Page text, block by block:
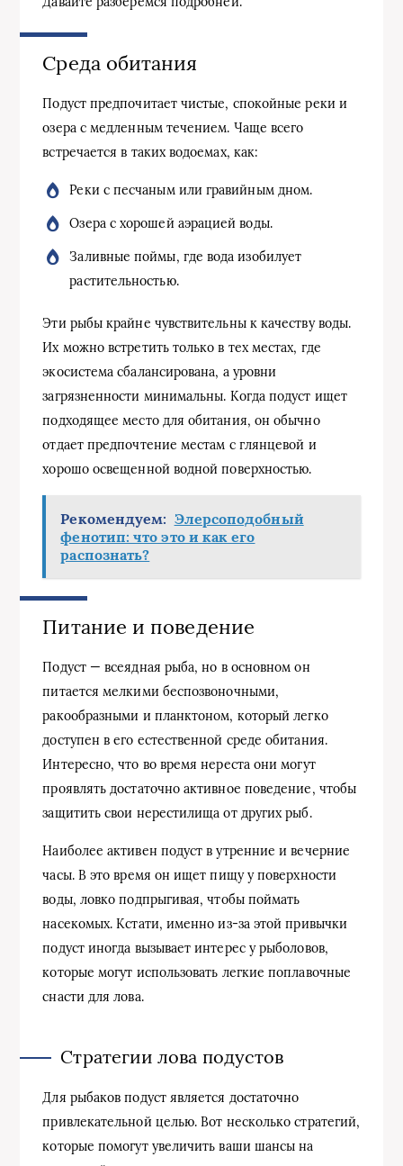
Среда обитания
Подуст предпочитает чистые, спокойные реки и
озера с медленным течением. Чаще всего
встречается в таких водоемах, как:
Реки с песчаным или гравийным дном.
Озера с хорошей аэрацией воды.
Заливные поймы, где вода изобилует
растительностью.
Эти рыбы крайне чувствительны к качеству воды.
Их можно встретить только в тех местах, где
экосистема сбалансирована, а уровни
загрязненности минимальны. Когда подуст ищет
подходящее место для обитания, он обычно
отдает предпочтение местам с глянцевой и
хорошо освещенной водной поверхностью.
Рекомендуем: Элерсоподобный
фенотип: что это и как его
распознать?
Питание и поведение
Подуст — всеядная рыба, но в основном он
питается мелкими беспозвоночными,
ракообразными и планктоном, который легко
доступен в его естественной среде обитания.
Интересно, что во время нереста они могут
проявлять достаточно активное поведение, чтобы
защитить свои нерестилища от других рыб.
Наиболее активен подуст в утренние и вечерние
часы. В это время он ищет пищу у поверхности
воды, ловко подпрыгивая, чтобы поймать
насекомых. Кстати, именно из-за этой привычки
подуст иногда вызывает интерес у рыболовов,
которые могут использовать легкие поплавочные
снасти для лова.
Стратегии лова подустов
Для рыбаков подуст является достаточно
привлекательной целью. Вот несколько стратегий,
которые помогут увеличить ваши шансы на